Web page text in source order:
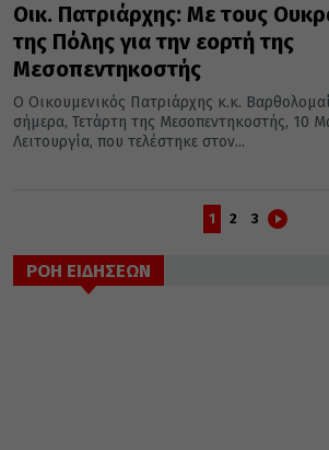
Οικ. Πατριάρχης: Με τους
της Πόλης για την εορτή της
Μεσοπεντηκοστής
Ο Οικουμενικός Πατριάρχης κ.κ.
σήμερα, Τετάρτη της Μεσοπεντηκοστής, 10
Λειτουργία, που τελέστηκε στον...
1 2 3
ΡΟΗ ΕΙΔΗΣΕΩΝ